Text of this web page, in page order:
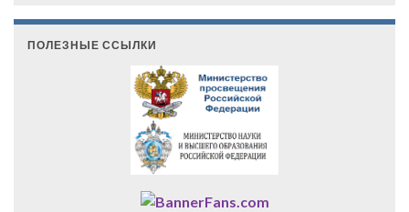
ПОЛЕЗНЫЕ ССЫЛКИ